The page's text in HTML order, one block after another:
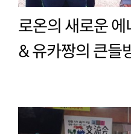
로온의 새로운
& 유카짱의 큰들